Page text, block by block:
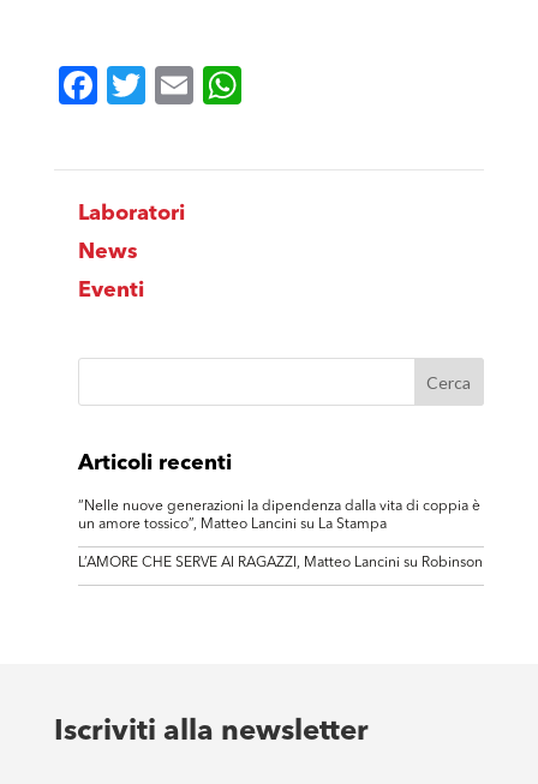
Facebook
Twitter
Email
Laboratori
News
Eventi
Articoli recenti
“Nelle nuove generazioni la dipendenza dalla vita di coppia è
un amore tossico”, Matteo Lancini su La Stampa
L’AMORE CHE SERVE AI RAGAZZI, Matteo Lancini su Robinson
Iscriviti alla newsletter